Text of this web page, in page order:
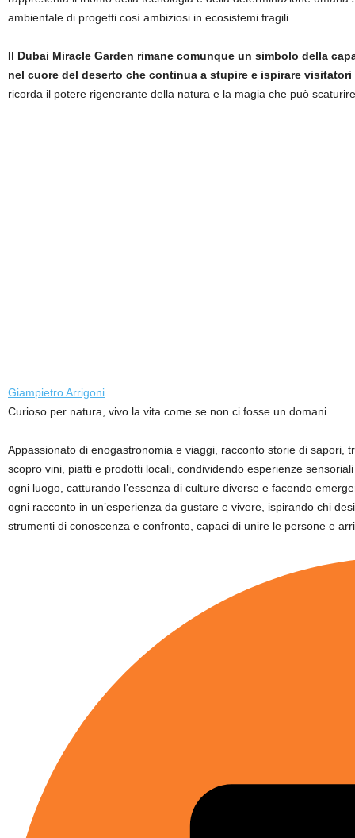
ambientale di progetti così ambiziosi in ecosistemi fragili.
Il Dubai Miracle Garden rimane comunque un simbolo della
nel cuore del deserto che continua a stupire e ispirare
ricorda il potere rigenerante della natura e la magia che può
Giampietro Arrigoni
Curioso per natura, vivo la vita come se non ci fosse un domani.
Appassionato di enogastronomia e viaggi, racconto storie di
scopro vini, piatti e prodotti locali, condividendo esperienze
ogni luogo, catturando l’essenza di culture diverse e facendo
ogni racconto in un’esperienza da gustare e vivere, ispirando chi
strumenti di conoscenza e confronto, capaci di unire le persone e